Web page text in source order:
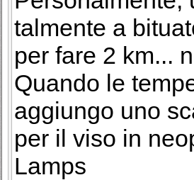
talmente a
per fare 2 km...
Quando le
aggiungo uno
per il viso in
Lamps